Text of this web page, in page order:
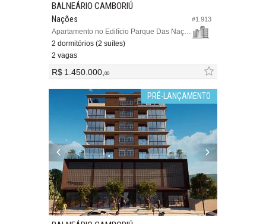
#1.913
BALNEÁRIO CAMBORIÚ
Nações
Apartamento no Edifício Parque Das Nações 1
2 dormitórios (2 suítes)
2 vagas
R$ 1.450.000,00
PRÉ-LANÇAMENTO